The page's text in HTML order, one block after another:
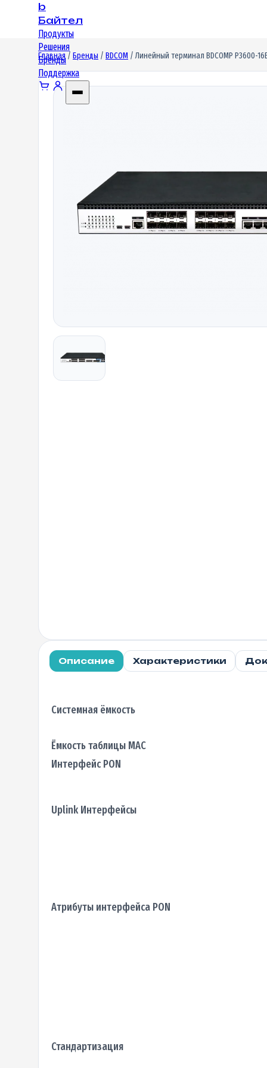
b
Байтел
Продукты
Решения
Бренды
Поддержка
Главная/ Бренды / BDCOM / Линейный терминал BDCOMP P3600-16E-
Описание Характеристики
Системная ёмкость
Ёмкость таблицы MAC
Интерфейс PON
Uplink Интерфейсы
Атрибуты интерфейса PON
Стандартизация